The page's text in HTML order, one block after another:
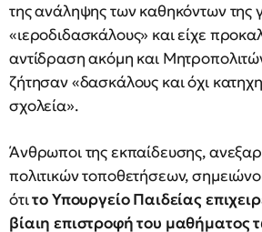
της ανάληψης των καθηκόντων της
«ιεροδιδασκάλους» και είχε
αντίδραση ακόμη και
ζήτησαν «δασκάλους και όχι
σχολεία».
Άνθρωποι της εκπαίδευσης,
πολιτικών τοποθετήσεων,
ότιτο Υπουργείο Παιδείας
βίαιη επιστροφή του μαθήματος